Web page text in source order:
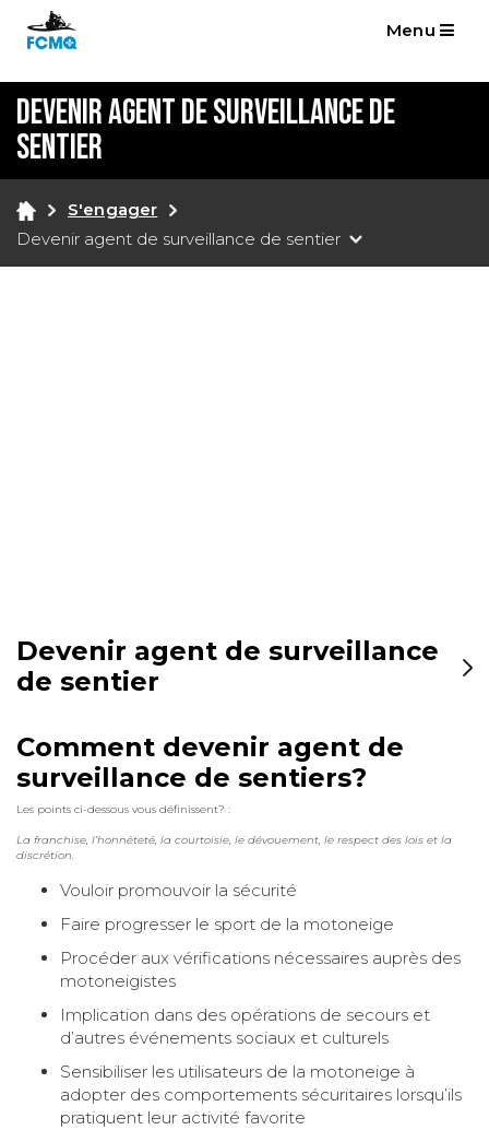
Menu
Devenir agent de surveillance de
sentier
S'engager
Devenir agent de surveillance de sentier
Devenir agent de surveillance
de sentier
Comment devenir agent de
surveillance de sentiers?
Les points ci-dessous vous définissent? :
La franchise, l’honnêteté, la courtoisie, le dévouement, le respect des lois et la
discrétion.
Vouloir promouvoir la sécurité
Faire progresser le sport de la motoneige
Procéder aux vérifications nécessaires auprès des
motoneigistes
Implication dans des opérations de secours et
d’autres événements sociaux et culturels
Sensibiliser les utilisateurs de la motoneige à
adopter des comportements sécuritaires lorsqu’ils
pratiquent leur activité favorite